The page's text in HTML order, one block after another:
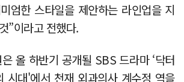
엄한 스타일을 제안하는 라인업을 지
”이라고 전했다.
올 하반기 공개될 SBS 드라마 ‘닥터
시대'에서 천재 외과의사 계수정 역을